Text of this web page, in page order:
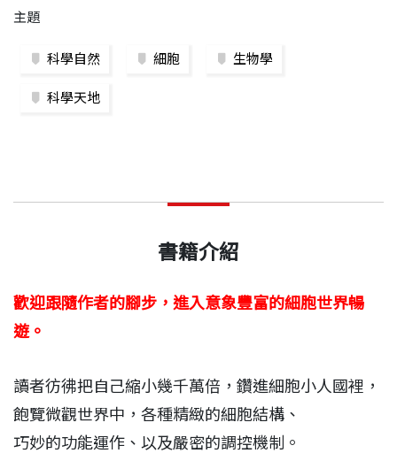
主題
科學自然 細胞 生物學
科學天地
書籍介紹
歡迎跟隨作者的腳步，進入意象豐富的細胞世界暢
遊。
讀者彷彿把自己縮小幾千萬倍，鑽進細胞小人國裡，
飽覽微觀世界中，各種精緻的細胞結構、
巧妙的功能運作、以及嚴密的調控機制。